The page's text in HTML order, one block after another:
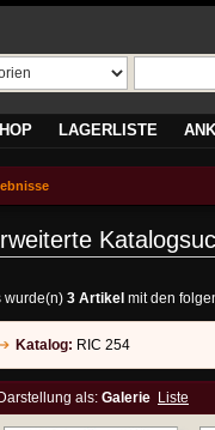
LAGERLISTE
wurde(n) 3 Artikel mit den
Katalog: RIC 254
Darstellung als: Galerie Liste